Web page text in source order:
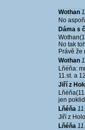
Wothan
No
Dáma s
No tak
Právě že
Wothan
Lňéňa:
11.st. a
Jiří z
jen
Lňéňa
Jiří z
Lňéňa